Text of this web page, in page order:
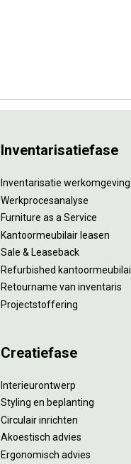
Inventarisatiefase
Inventarisatie werkomgeving
Werkprocesanalyse
Furniture as a Service
Kantoormeubilair leasen
Sale & Leaseback
Refurbished
Retourname van inventaris
Projectstoffering
Creatiefase
Interieurontwerp
Styling en beplanting
Circulair inrichten
Akoestisch advies
Ergonomisch advies